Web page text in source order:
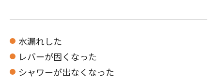
水漏れした
レバーが固くなった
シャワーが出なくなった